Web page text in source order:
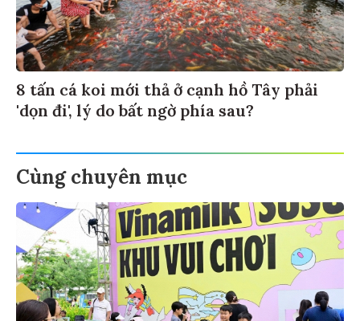
8 tấn cá koi mới thả ở cạnh hồ Tây phải
'dọn đi', lý do bất ngờ phía sau?
Cùng chuyên mục